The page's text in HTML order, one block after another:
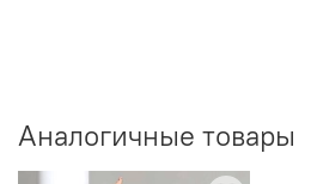
Аналогичные товары